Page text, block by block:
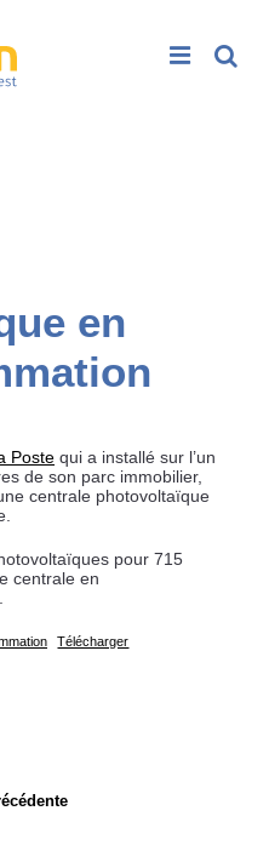
en
Poste qui a installé sur l’un
de son parc immobilier,
centrale photovoltaïque
pour 715
centrale en
Télécharger